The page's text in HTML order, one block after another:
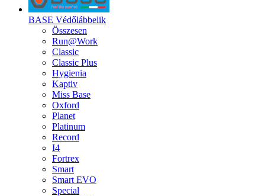
BASE Védőlábbelik
Összesen
Run@Work
Classic
Classic Plus
Hygienia
Kaptiv
Miss Base
Oxford
Planet
Platinum
Record
I4
Fortrex
Smart
Smart EVO
Special